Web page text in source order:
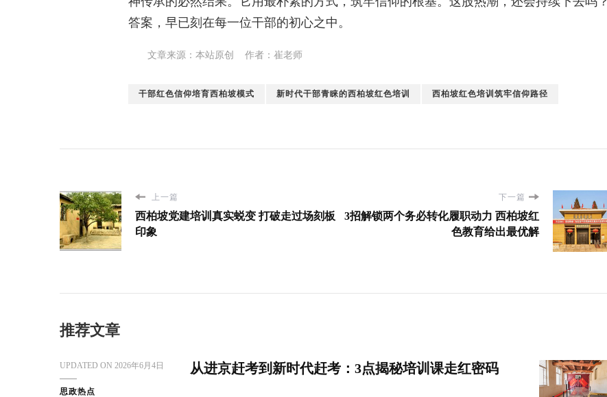
答案，早已刻在每一位干部的初心之中。
文章来源：本站原创 作者：崔老师
干部红色信仰培育西柏坡模式 新时代干部青睐的西柏坡红色培训 西柏坡红色培训筑牢信仰路径
上一篇
西柏坡党建培训真实蜕变 打破走过场刻板
印象
下一篇
3招解锁两个务必转化履职动力 西柏坡红
色教育给出最优解
推荐文章
UPDATED ON 2026年6月4日
思政热点
从进京赶考到新时代赶考：3点揭秘培训课走红密码